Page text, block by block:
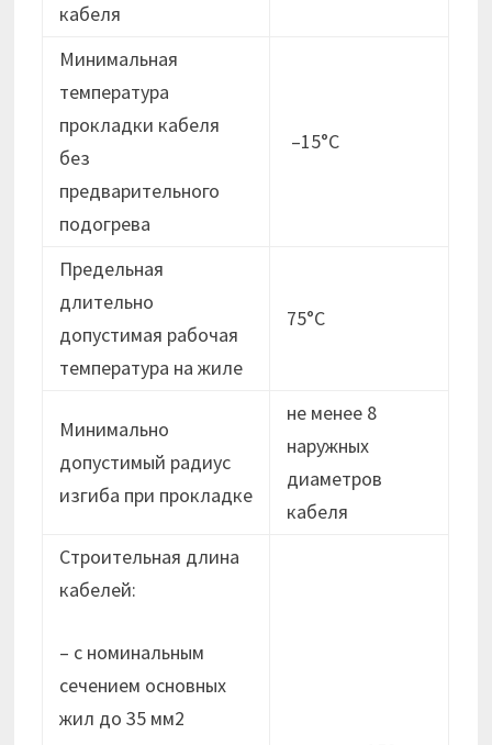
кабеля
Минимальная
температура
прокладки кабеля
без
предварительного
подогрева
–15°С
Предельная
длительно
допустимая рабочая
температура на жиле
75°С
Минимально
допустимый радиус
изгиба при прокладке
не менее 8
наружных
диаметров
кабеля
Строительная длина
кабелей:
– с номинальным
сечением основных
жил до 35 мм2